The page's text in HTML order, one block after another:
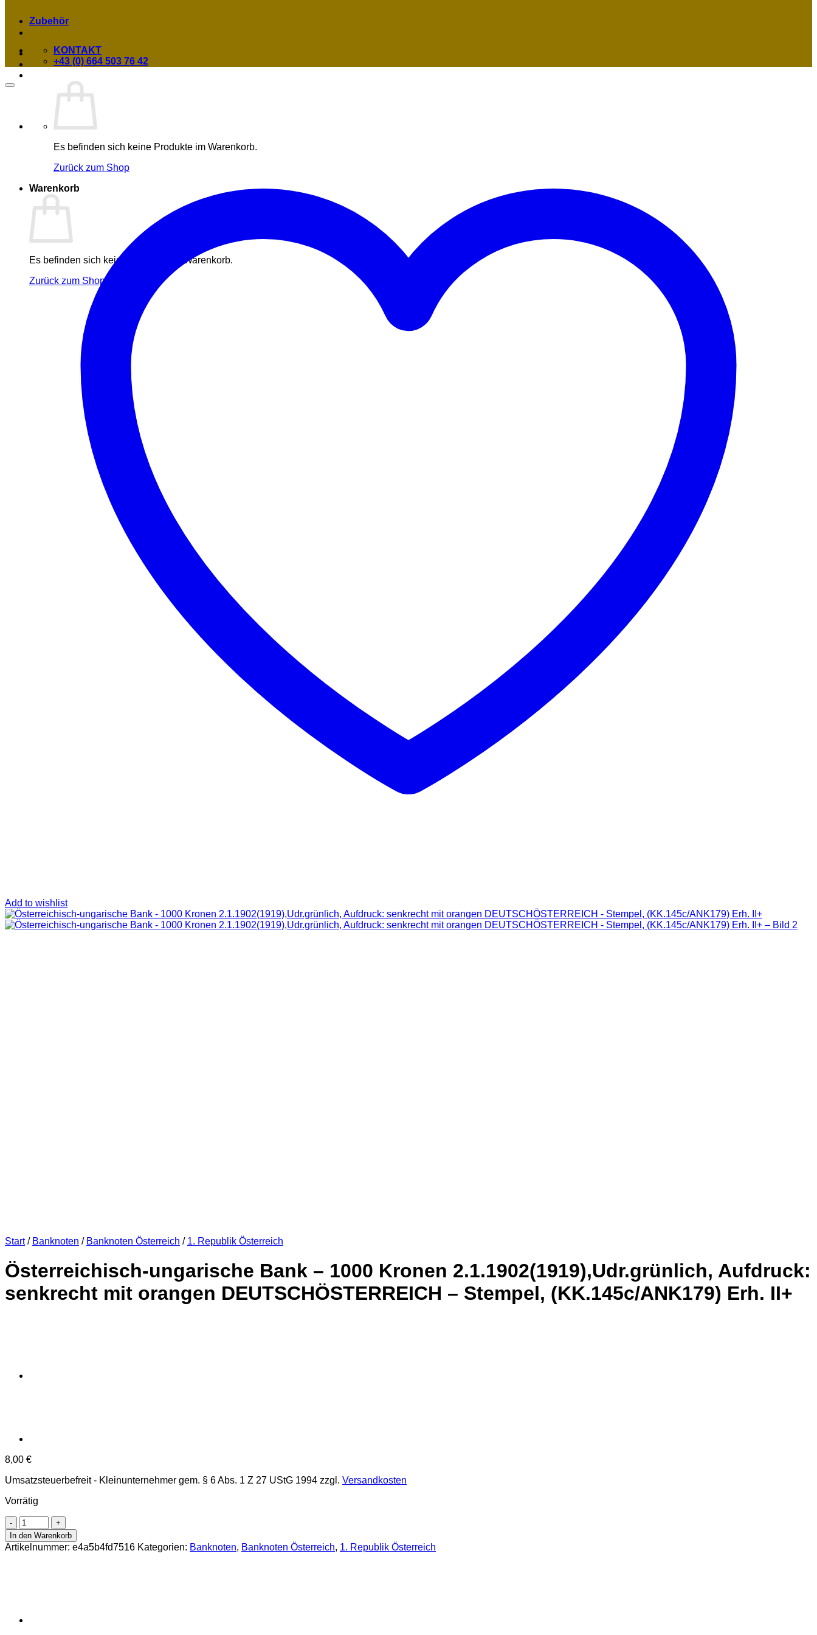
Es befinden sich keine Produkte im Warenkorb.
Zurück zum Shop
Warenkorb
Es befinden sich keine Produkte im Warenkorb.
Zurück zum Shop
Zubehör
KONTAKT
+43 (0) 664 503 76 42
Add to wishlist
Start / Banknoten / Banknoten Österreich / 1. Republik Österreich
Österreichisch-ungarische Bank – 1000 Kronen 2.1.1902(1919),Udr.grünlich, Aufdruck:
senkrecht mit orangen DEUTSCHÖSTERREICH – Stempel, (KK.145c/ANK179) Erh. II+
8,00 €
Umsatzsteuerbefreit - Kleinunternehmer gem. § 6 Abs. 1 Z 27 UStG 1994 zzgl. Versandkosten
Vorrätig
Österreichisch-
ungarische
Bank
-
mit
In den Warenkorb
Artikelnummer: e4a5b4fd7516 Kategorien: Banknoten, Banknoten Österreich, 1. Republik Österreich